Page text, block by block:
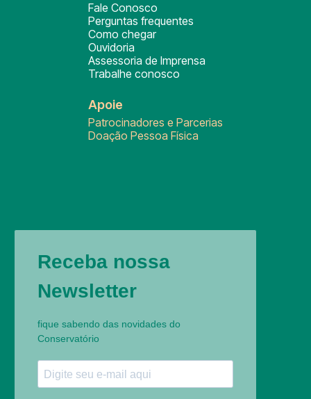
Fale Conosco
Perguntas frequentes
Como chegar
Ouvidoria
Assessoria de Imprensa
Trabalhe conosco
Apoie
Patrocinadores e Parcerias
Doação Pessoa Física